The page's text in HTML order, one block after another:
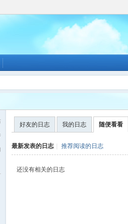
好友的日志 我的日志 随便看看
最新发表的日志 推荐阅读的日志
还没有相关的日志